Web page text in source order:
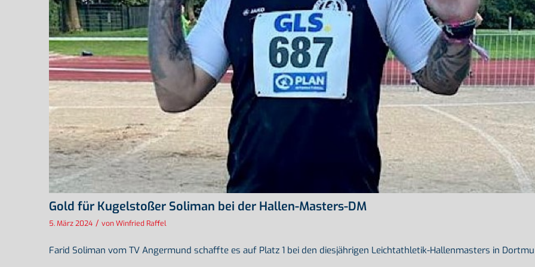
Gold für Kugelstoßer Soliman bei der Hallen-Masters-DM
5. März 2024 / vonWinfried Raffel
Farid Soliman vom TV Angermund schaffte es auf Platz 1 bei den diesjährigen Leichtathletik-Hallenmasters in